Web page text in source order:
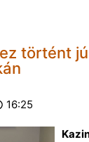
történt
16:25